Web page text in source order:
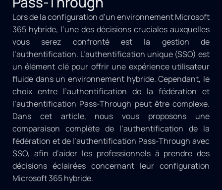
Lors de la configuration d’un environnement Microsoft
365 hybride, l’une des décisions cruciales auxquelles
vous serez confronté est la gestion de
l’authentification. L’authentification unique (SSO) est
un élément clé pour offrir une expérience utilisateur
fluide dans un environnement hybride. Cependant, le
choix entre l’authentification de la fédération et
l’authentification Pass-Through peut être complexe.
Dans cet article, nous vous proposons une
comparaison complète de l’authentification de la
fédération et de l’authentification Pass-Through avec
SSO, afin d’aider les professionnels à prendre des
décisions éclairées concernant leur configuration
Microsoft 365 hybride.